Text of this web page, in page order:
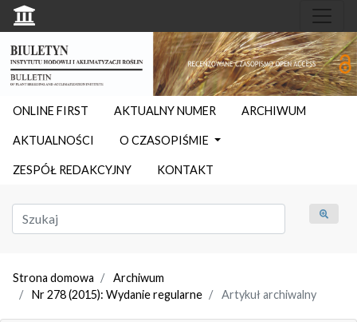
ONLINE FIRST AKTUALNY NUMER ARCHIWUM
AKTUALNOŚCI O CZASOPIŚMIE
ZESPÓŁ REDAKCYJNY KONTAKT
Strona domowa
Archiwum
Nr 278 (2015): Wydanie regularne
Artykuł archiwalny